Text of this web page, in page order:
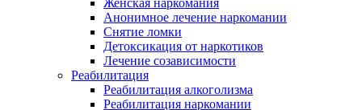
Женская наркомания
Анонимное лечение наркомании
Снятие ломки
Детоксикация от наркотиков
Лечение созависимости
Реабилитация
Реабилитация алкоголизма
Реабилитация наркомании